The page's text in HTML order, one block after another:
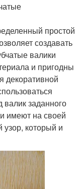
простой
создавать
валики
и пригодны
декоративной
валик заданного
имеют на своей
который и